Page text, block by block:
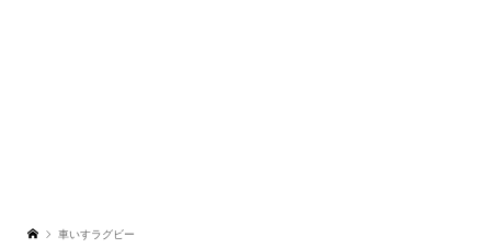
車いすラグビー